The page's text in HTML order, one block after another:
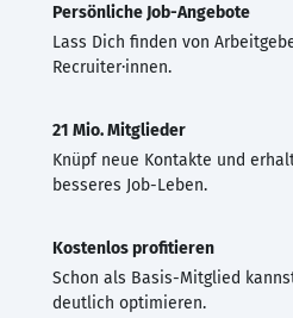
Persönliche Job-Angebote
Lass Dich finden von
Recruiter·innen.
21 Mio. Mitglieder
Knüpf neue Kontakte und
besseres Job-Leben.
Kostenlos profitieren
Schon als Basis-Mitglied
deutlich optimieren.